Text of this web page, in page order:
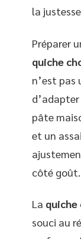
la
Préparer
quiche
n’est pas
pâte
et un
côté goût.
La
souci au